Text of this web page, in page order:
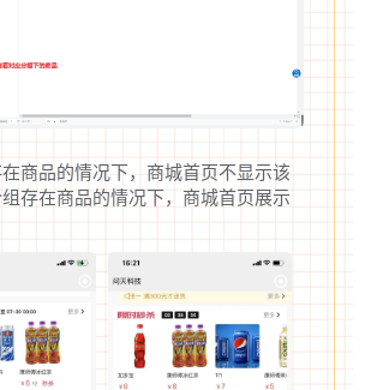
商品的情况下，商城首页不显示该
存在商品的情况下，商城首页展示